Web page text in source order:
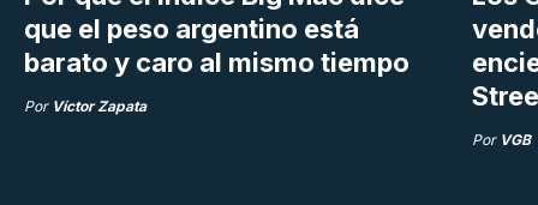
que el peso argentino está
barato y caro al mismo tiempo
Por Víctor Zapata
Por VGB